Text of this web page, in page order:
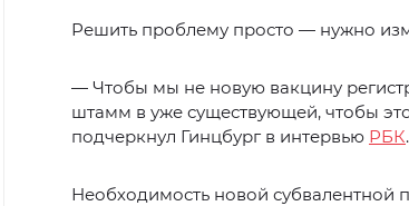
Решить проблему просто — нужно
— Чтобы мы не новую вакцину
штамм в уже существующей, чтобы
подчеркнул Гинцбург в интервью РБК.
Необходимость новой субвалентной